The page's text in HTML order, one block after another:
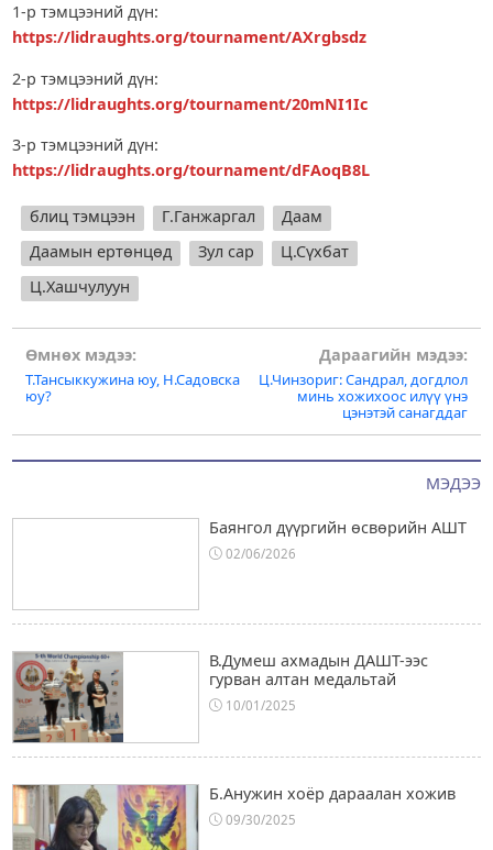
МЭДЭЭ
Баянгол дүүргийн өсвөрийн АШТ
02/06/2026
В.Думеш ахмадын ДАШТ-ээс
гурван алтан медальтай
10/01/2025
Б.Анужин хоёр дараалан хожив
09/30/2025
1-р тэмцээний дүн:
https://lidraughts.org/tournament/AXrgbsdz
2-р тэмцээний дүн:
https://lidraughts.org/tournament/20mNI1Ic
3-р тэмцээний дүн:
https://lidraughts.org/tournament/dFAoqB8L
блиц тэмцээн Г.Ганжаргал
Даам
Даамын ертөнцөд
Зул сар
Ц.Сүхбат
Ц.Хашчулуун
Post
navigation
Өмнөх мэдээ:
Т.Тансыккужина юу, Н.Садовска
юу?
Дараагийн мэдээ:
Ц.Чинзориг: Сандрал, догдлол
минь хожихоос илүү үнэ
цэнэтэй санагддаг